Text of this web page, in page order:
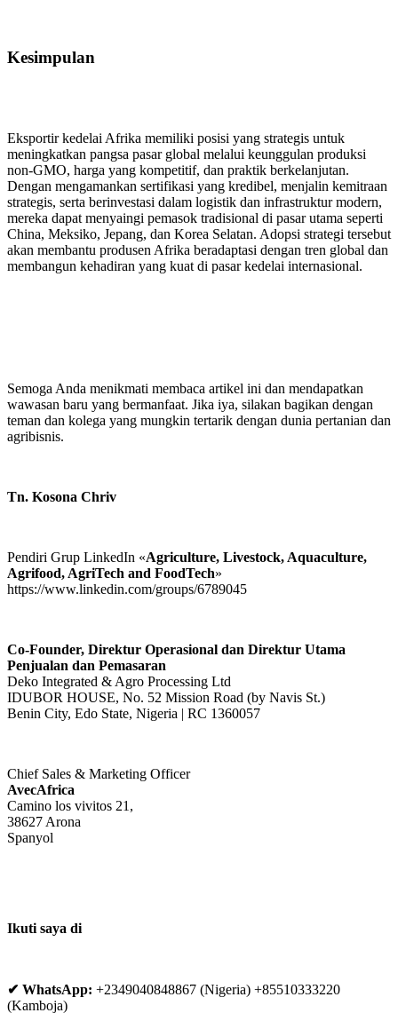
Kesimpulan
Eksportir kedelai Afrika memiliki posisi yang strategis untuk
meningkatkan pangsa pasar global melalui keunggulan produksi
non‑GMO, harga yang kompetitif, dan praktik berkelanjutan.
Dengan mengamankan sertifikasi yang kredibel, menjalin kemitraan
strategis, serta berinvestasi dalam logistik dan infrastruktur modern,
mereka dapat menyaingi pemasok tradisional di pasar utama seperti
China, Meksiko, Jepang, dan Korea Selatan. Adopsi strategi tersebut
akan membantu produsen Afrika beradaptasi dengan tren global dan
membangun kehadiran yang kuat di pasar kedelai internasional.
Semoga Anda menikmati membaca artikel ini dan mendapatkan
wawasan baru yang bermanfaat. Jika iya, silakan bagikan dengan
teman dan kolega yang mungkin tertarik dengan dunia pertanian dan
agribisnis.
Tn. Kosona Chriv
Pendiri Grup LinkedIn «Agriculture, Livestock, Aquaculture,
Agrifood, AgriTech and FoodTech»
https://www.linkedin.com/groups/6789045
Co-Founder, Direktur Operasional dan Direktur Utama
Penjualan dan Pemasaran
Deko Integrated & Agro Processing Ltd
IDUBOR HOUSE, No. 52 Mission Road (by Navis St.)
Benin City, Edo State, Nigeria | RC 1360057
Chief Sales & Marketing Officer
AvecAfrica
Camino los vivitos 21,
38627 Arona
Spanyol
Ikuti saya di
✔ WhatsApp: +2349040848867 (Nigeria) +85510333220
(Kamboja)